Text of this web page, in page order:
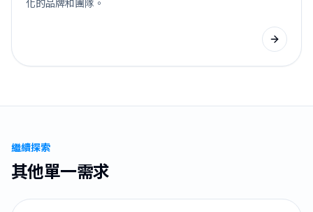
化的品牌和團隊。
繼續探索
其他單一需求